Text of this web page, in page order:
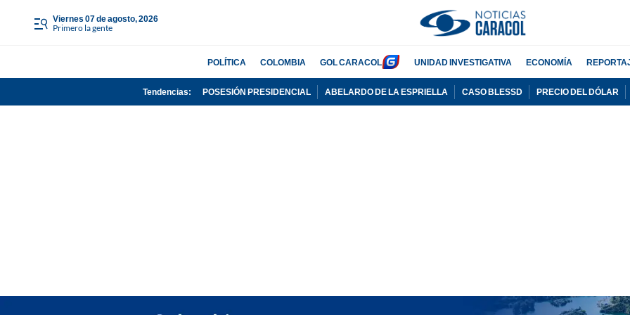
viernes 07 de agosto, 2026
Primero la gente
POLÍTICA COLOMBIA GOL CARACOL UNIDAD INVESTIGATIVA ECONOMÍA
Tendencias: POSESIÓN PRESIDENCIAL ABELARDO DE LA ESPRIELLA CASO BLESSD PRECIO DEL DÓLAR